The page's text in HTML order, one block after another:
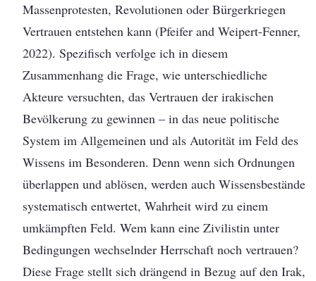
Massenprotesten, Revolutionen oder Bürgerkriegen
Vertrauen entstehen kann (Pfeifer and Weipert-Fenner,
2022). Spezifisch verfolge ich in diesem
Zusammenhang die Frage, wie unterschiedliche
Akteure versuchten, das Vertrauen der irakischen
Bevölkerung zu gewinnen – in das neue politische
System im Allgemeinen und als Autorität im Feld des
Wissens im Besonderen. Denn wenn sich Ordnungen
überlappen und ablösen, werden auch Wissensbestände
systematisch entwertet, Wahrheit wird zu einem
umkämpften Feld. Wem kann eine Zivilistin unter
Bedingungen wechselnder Herrschaft noch vertrauen?
Diese Frage stellt sich drängend in Bezug auf den Irak,